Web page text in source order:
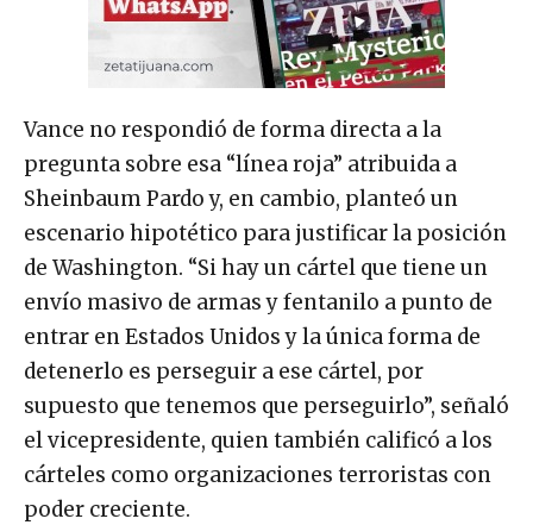
Vance no respondió de forma directa a la
pregunta sobre esa “línea roja” atribuida a
Sheinbaum Pardo y, en cambio, planteó un
escenario hipotético para justificar la posición
de Washington. “Si hay un cártel que tiene un
envío masivo de armas y fentanilo a punto de
entrar en Estados Unidos y la única forma de
detenerlo es perseguir a ese cártel, por
supuesto que tenemos que perseguirlo”, señaló
el vicepresidente, quien también calificó a los
cárteles como organizaciones terroristas con
poder creciente.